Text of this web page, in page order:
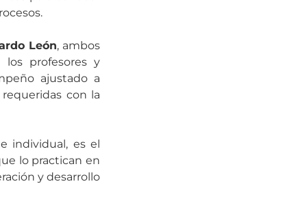
León, ambos
profesores y
ajustado a
con la
individual, es el
lo practican en
y desarrollo